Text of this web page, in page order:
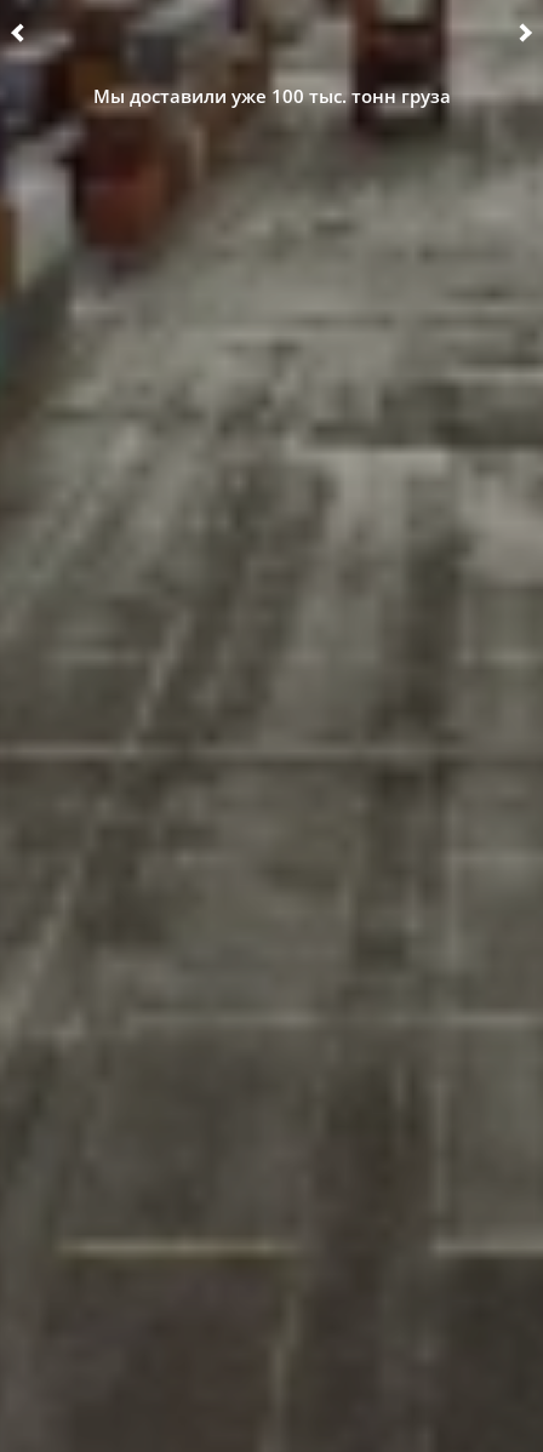
Мы доставили уже 100 тыс. тонн груза